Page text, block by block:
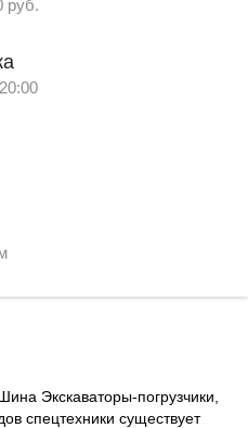
руб.
Экскаваторы-погрузчики,
спецтехники существует